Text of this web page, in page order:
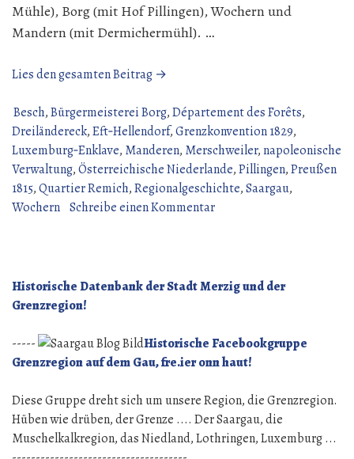
Mühle), Borg (mit Hof Pillingen), Wochern und
Mandern (mit Dermichermühl). …
Lies den gesamten Beitrag →
einiger
Orte
der
Grenzregion.“
Besch,Bürgermeisterei Borg,Département des Forêts,
Dreiländereck,Eft‑Hellendorf,Grenzkonvention 1829,
Luxemburg‑Enklave, Manderen, Merschweiler,napoleonische
Verwaltung,Österreichische Niederlande,Pillingen,Preußen
1815,Quartier Remich,Regionalgeschichte,Saargau,
Wochern Schreibe einen Kommentarzu
Orte
Historische Datenbank der Stadt Merzig und der
Grenzregion!
-----
Historische Facebookgruppe
Grenzregion auf dem Gau, fre.ier onn haut!
Diese Gruppe dreht sich um unsere Region, die Grenzregion.
Hüben wie drüben, der Grenze .... Der Saargau, die
Muschelkalkregion, das Niedland, Lothringen, Luxemburg ...